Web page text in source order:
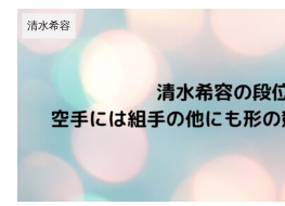
清水希容